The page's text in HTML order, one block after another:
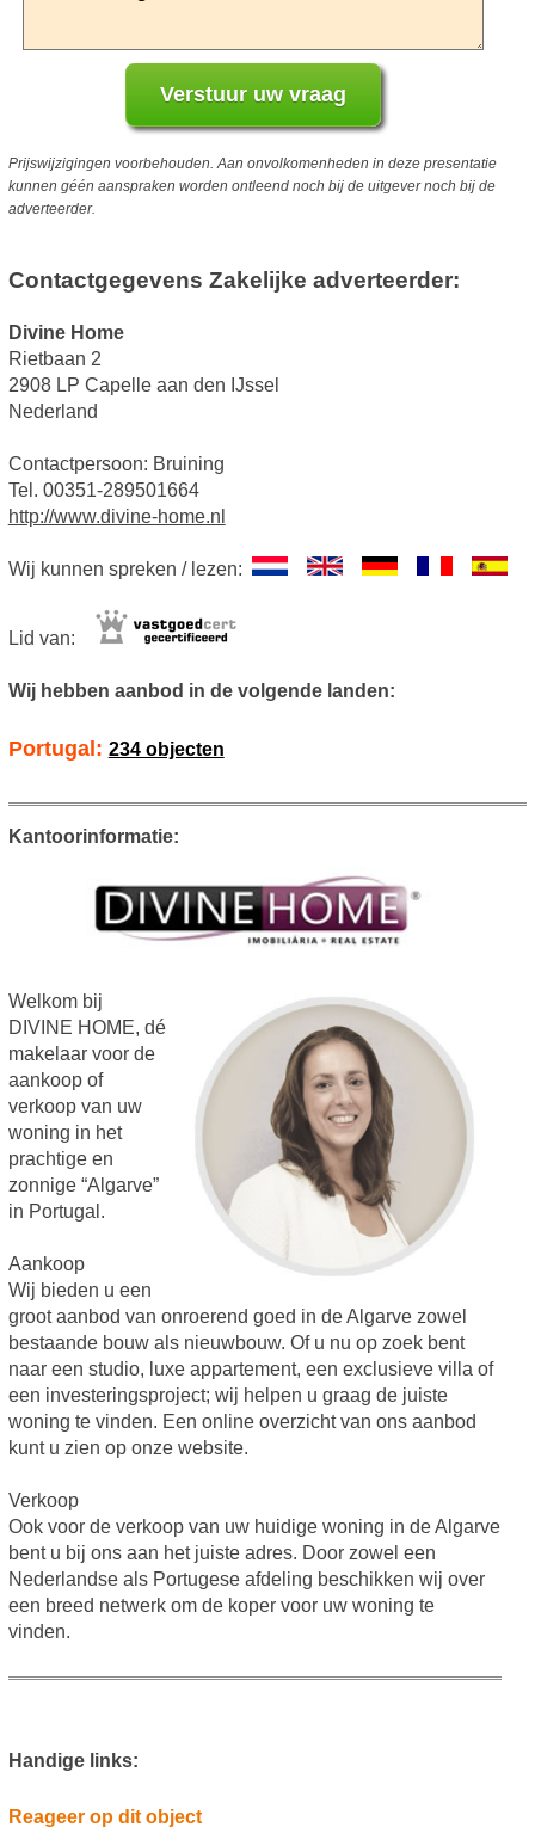
Prijswijzigingen voorbehouden. Aan onvolkomenheden in deze presentatie
kunnen géén aanspraken worden ontleend noch bij de uitgever noch bij de
adverteerder.
Contactgegevens Zakelijke adverteerder:
Divine Home
Rietbaan 2
2908 LP Capelle aan den IJssel
Nederland
Contactpersoon: Bruining
Tel. 00351-289501664
http://www.divine-home.nl
Wij kunnen spreken / lezen:
Lid van:
Wij hebben aanbod in de volgende landen:
Portugal: 234 objecten
Kantoorinformatie:
Welkom bij
DIVINE HOME, dé
makelaar voor de
aankoop of
verkoop van uw
woning in het
prachtige en
zonnige “Algarve”
in Portugal.
Aankoop
Wij bieden u een
groot aanbod van onroerend goed in de Algarve zowel
bestaande bouw als nieuwbouw. Of u nu op zoek bent
naar een studio, luxe appartement, een exclusieve villa of
een investeringsproject; wij helpen u graag de juiste
woning te vinden. Een online overzicht van ons aanbod
kunt u zien op onze website.
Verkoop
Ook voor de verkoop van uw huidige woning in de Algarve
bent u bij ons aan het juiste adres. Door zowel een
Nederlandse als Portugese afdeling beschikken wij over
een breed netwerk om de koper voor uw woning te
vinden.
Handige links:
Reageer op dit object